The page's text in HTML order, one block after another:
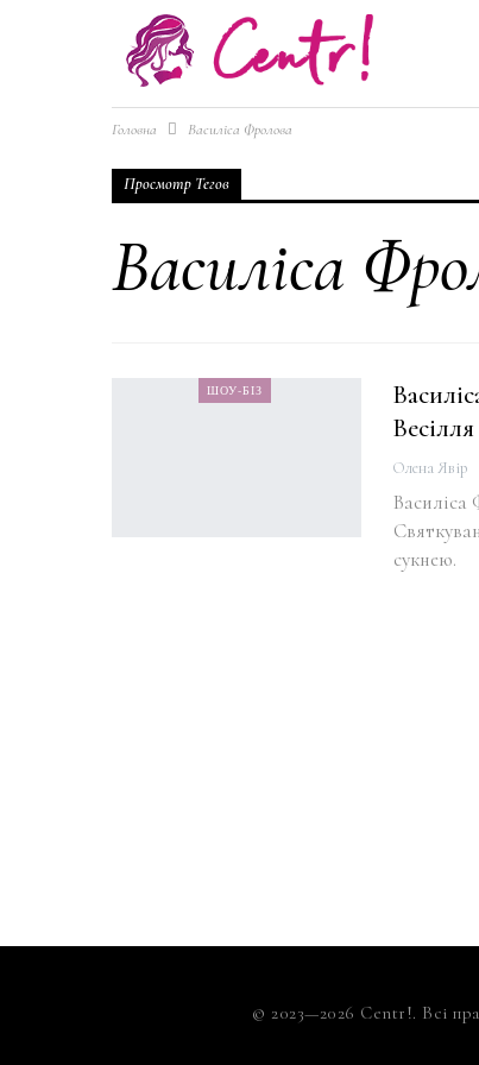
Головна Василіса Фролова
Просмотр Тегов
Василіса
ШОУ-БІЗ
Олена Явір
сукнею.
© 2023—2026 Centr!. Всі